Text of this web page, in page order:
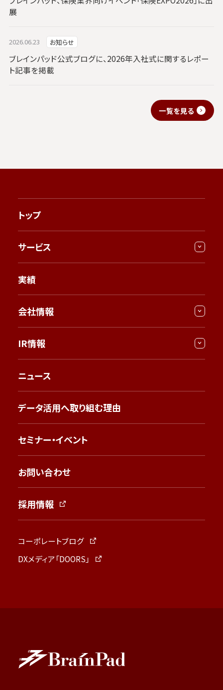
展
2026.06.23 お知らせ
ブレインパッド公式ブログに、2026年入社式に関するレポー
ト記事を掲載
一覧を見る
トップ
サービス
実績
会社情報
IR情報
ニュース
データ活用へ取り組む理由
セミナー・イベント
お問い合わせ
採用情報
コーポレートブログ
DXメディア「DOORS」